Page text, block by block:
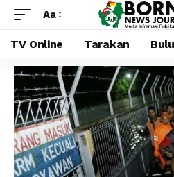
Aa
TV Online Tarakan